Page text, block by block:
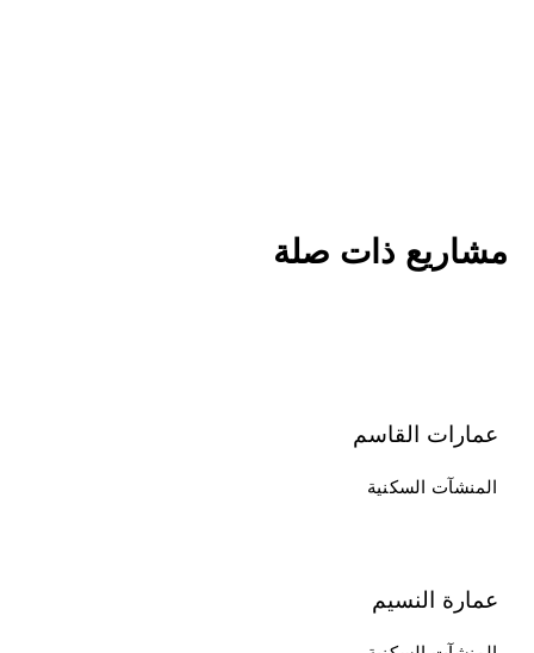
مشاريع ذات صلة
عمارات القاسم
المنشآت السكنية
عمارة النسيم